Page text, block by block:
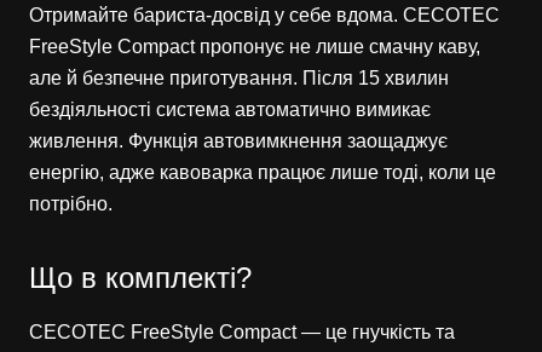
Отримайте бариста-досвід у себе вдома. CECOTEC
FreeStyle Compact пропонує не лише смачну каву,
але й безпечне приготування. Після 15 хвилин
бездіяльності система автоматично вимикає
живлення. Функція автовимкнення заощаджує
енергію, адже кавоварка працює лише тоді, коли це
потрібно.
Що в комплекті?
CECOTEC FreeStyle Compact — це гнучкість та